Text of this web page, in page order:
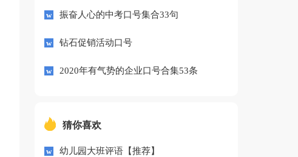
振奋人心的中考口号集合33句
钻石促销活动口号
2020年有气势的企业口号合集53条
猜你喜欢
幼儿园大班评语【推荐】